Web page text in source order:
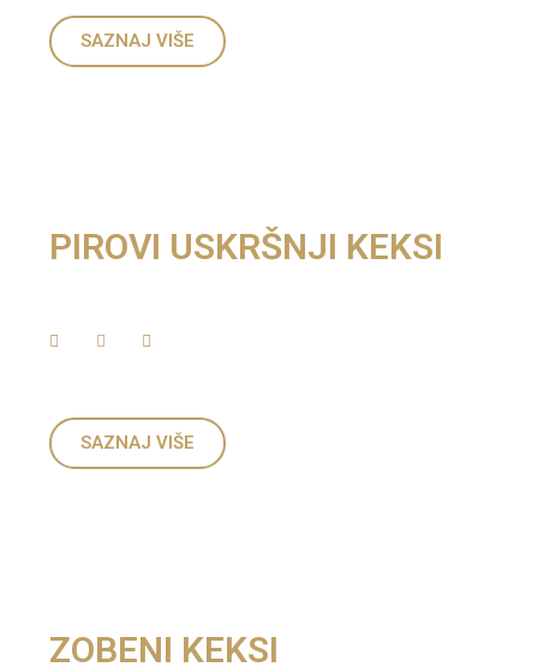
SAZNAJ VIŠE
PIROVI USKRŠNJI KEKSI
SAZNAJ VIŠE
ZOBENI KEKSI